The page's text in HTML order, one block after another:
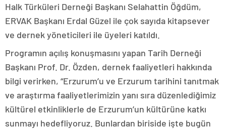
Halk Türküleri Derneği Başkanı Selahattin Öğdüm,
ERVAK Başkanı Erdal Güzel ile çok sayıda kitapsever
ve dernek yöneticileri ile üyeleri katıldı.
Programın açılış konuşmasını yapan Tarih Derneği
Başkanı Prof. Dr. Özden, dernek faaliyetleri hakkında
bilgi verirken, “Erzurum’u ve Erzurum tarihini tanıtmak
ve araştırma faaliyetlerimizin yanı sıra düzenlediğimiz
kültürel etkinliklerle de Erzurum’un kültürüne katkı
sunmayı hedefliyoruz. Bunlardan biriside işte bugün